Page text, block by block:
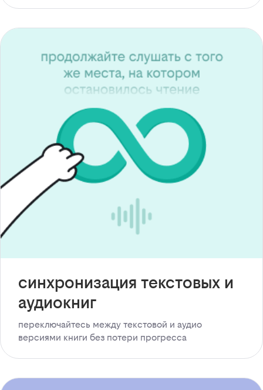
синхронизация текстовых и
аудиокниг
переключайтесь между текстовой и аудио
версиями книги без потери прогресса